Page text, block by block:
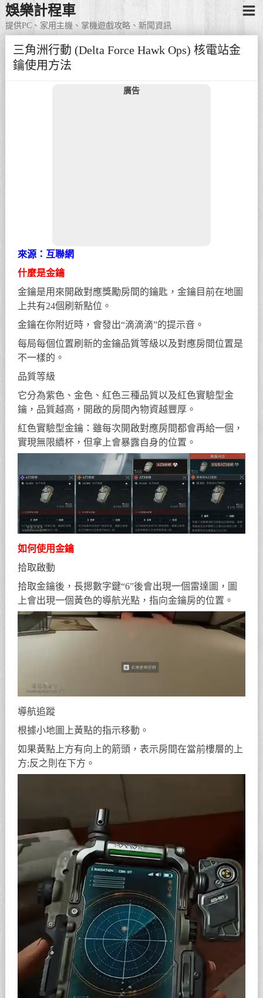
娛樂計程車
提供PC、家用主機、掌機遊戲攻略、新聞資訊
三角洲行動 (Delta Force Hawk Ops) 核電站金
鑰使用方法
廣告
來源：互聯網
什麼是金鑰
金鑰是用來開啟對應獎勵房間的鑰匙，金鑰目前在地圖
上共有24個刷新點位。
金鑰在你附近時，會發出“滴滴滴”的提示音。
每局每個位置刷新的金鑰品質等級以及對應房間位置是
不一樣的。
品質等級
它分為紫色、金色、紅色三種品質以及紅色實驗型金
鑰，品質越高，開啟的房間內物資越豐厚。
紅色實驗型金鑰：雖每次開啟對應房間都會再給一個，
實現無限續杯，但拿上會暴露自身的位置。
如何使用金鑰
拾取啟動
拾取金鑰後，長摁數字鍵“6”後會出現一個雷達圖，圖
上會出現一個黃色的導航光點，指向金鑰房的位置。
導航追蹤
根據小地圖上黃點的指示移動。
如果黃點上方有向上的箭頭，表示房間在當前樓層的上
方;反之則在下方。